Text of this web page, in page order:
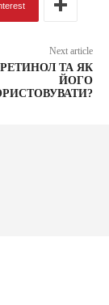
Next article
ТА ЯК
ЙОГО